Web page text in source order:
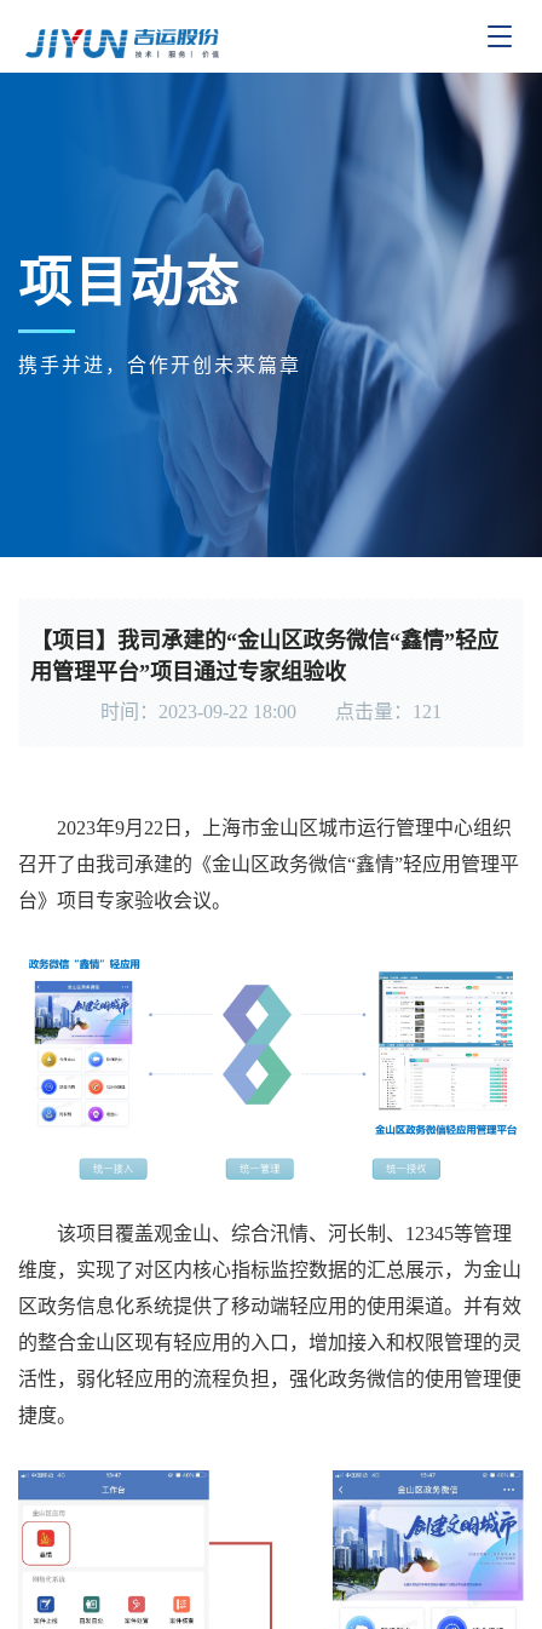
Toggle
项目动态
携手并进，合作开创未来篇章
【项目】我司承建的“金山区政务微信“鑫情”轻应
用管理平台”项目通过专家组验收
时间：2023-09-22 18:00 点击量： 121
2023年9月22日，上海市金山区城市运行管理中心组织
召开了由我司承建的《金山区政务微信“鑫情”轻应用管理平
台》项目专家验收会议。
该项目覆盖观金山、综合汛情、河长制、12345等管理
维度，实现了对区内核心指标监控数据的汇总展示，为金山
区政务信息化系统提供了移动端轻应用的使用渠道。并有效
的整合金山区现有轻应用的入口，增加接入和权限管理的灵
活性，弱化轻应用的流程负担，强化政务微信的使用管理便
捷度。